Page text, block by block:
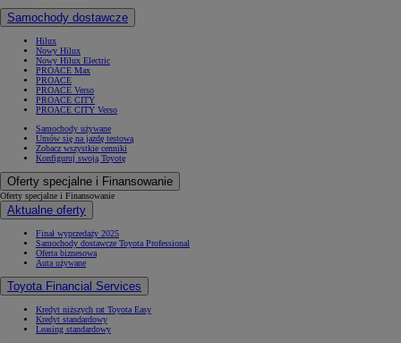
Samochody dostawcze
Hilux
Nowy Hilux
Nowy Hilux Electric
PROACE Max
PROACE
PROACE Verso
PROACE CITY
PROACE CITY Verso
Samochody używane
Umów się na jazdę testową
Zobacz wszystkie cenniki
Konfiguruj swoją Toyotę
Oferty specjalne i Finansowanie
Oferty specjalne i Finansowanie
Aktualne oferty
Finał wyprzedaży 2025
Samochody dostawcze Toyota Professional
Oferta biznesowa
Auta używane
Toyota Financial Services
Kredyt niższych rat Toyota Easy
Kredyt standardowy
Leasing standardowy